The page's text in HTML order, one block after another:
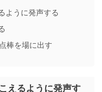
ように発声する
棒を場に出す
えるように発声す